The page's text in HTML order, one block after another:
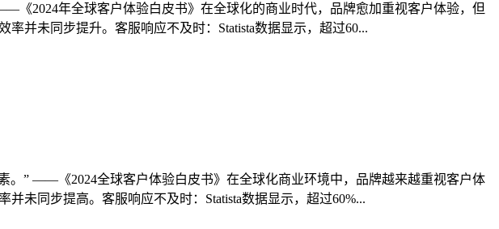
《2024年全球客户体验白皮书》在全球化的商业时代，品牌愈加重视客户体验，但
并未同步提升。客服响应不及时：Statista数据显示，超过60...
。” ——《2024全球客户体验白皮书》在全球化商业环境中，品牌越来越重视客户体
未同步提高。客服响应不及时：Statista数据显示，超过60%...